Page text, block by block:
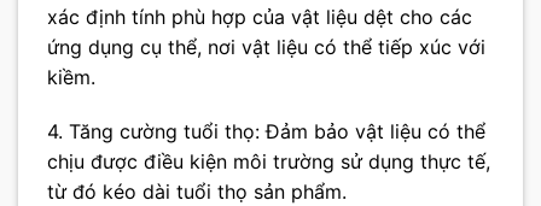
xác định tính phù hợp của vật liệu dệt cho các
ứng dụng cụ thể, nơi vật liệu có thể tiếp xúc với
kiềm.
4. Tăng cường tuổi thọ: Đảm bảo vật liệu có thể
chịu được điều kiện môi trường sử dụng thực tế,
từ đó kéo dài tuổi thọ sản phẩm.